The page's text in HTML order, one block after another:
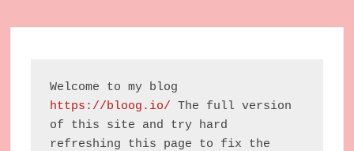
https://bloog.io/ The full version
of this site and try hard
refreshing this page to fix the